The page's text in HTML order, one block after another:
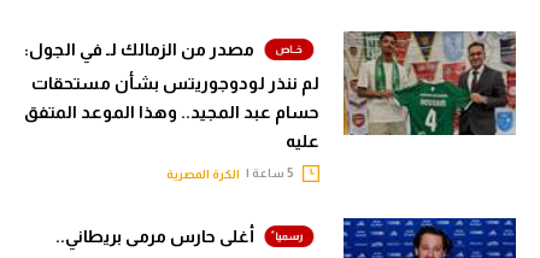
مصدر من الزمالك لـ في الجول:
لم ننذر لودوجوريتس بشأن مستحقات
حسام عبد المجيد.. وهذا الموعد المتفق
عليه
الكرة المصرية
أغلى حارس مرمى بريطاني..